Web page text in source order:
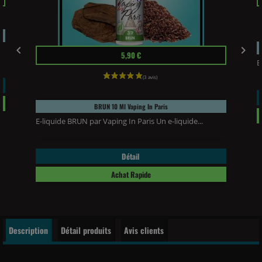
 Prix 5,90 €
BRUN 10 Ml Vaping In Paris
E-liquide BRUN par Vaping In Paris Un e-liquide...
Détail
Achat Rapide

Description Détail produits Avis clients